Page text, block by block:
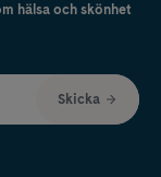
hälsa och skönhet
Skicka